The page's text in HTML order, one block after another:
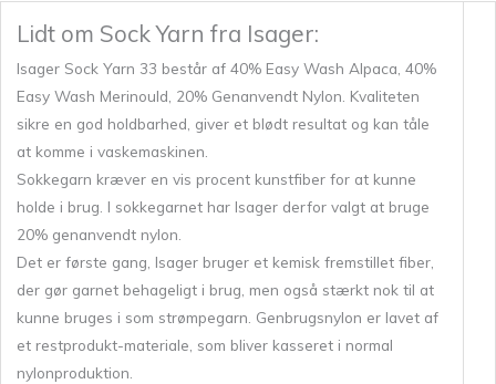
Lidt om Sock Yarn fra Isager:
Isager Sock Yarn 33 består af 40% Easy Wash Alpaca, 40%
Easy Wash Merinould, 20% Genanvendt Nylon. Kvaliteten
sikre en god holdbarhed, giver et blødt resultat og kan tåle
at komme i vaskemaskinen.
Sokkegarn kræver en vis procent kunstfiber for at kunne
holde i brug. I sokkegarnet har Isager derfor valgt at bruge
20% genanvendt nylon.
Det er første gang, Isager bruger et kemisk fremstillet fiber,
der gør garnet behageligt i brug, men også stærkt nok til at
kunne bruges i som strømpegarn. Genbrugsnylon er lavet af
et restprodukt-materiale, som bliver kasseret i normal
nylonproduktion.